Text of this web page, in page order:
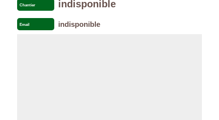
Chantier indisponible
Email indisponible